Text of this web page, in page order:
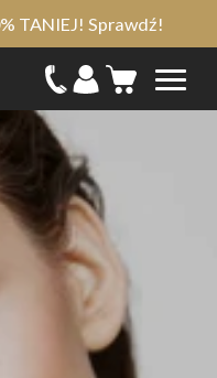
TANIEJ! Sprawdź!